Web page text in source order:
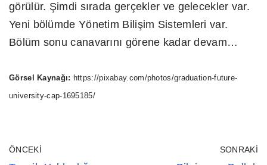
görülür. Şimdi sırada gerçekler ve gelecekler var.
Yeni bölümde Yönetim Bilişim Sistemleri var.
Bölüm sonu canavarını görene kadar devam…
Görsel Kaynağı: https://pixabay.com/photos/graduation-future-
university-cap-1695185/
ÖNCEKI SONRAKI